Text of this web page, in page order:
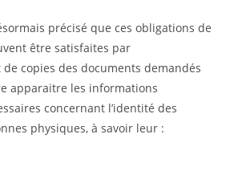
précisé que ces obligations de
être satisfaites par
de copies des documents demandés
apparaitre les informations
concernant l’identité des
physiques, à savoir leur :